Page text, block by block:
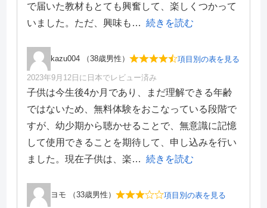
サポート体制
5
デザイン性
3
で届いた教材もとても興奮して、楽しくつかって
いました。ただ、興味も
続きを読む
kazu004 （38歳男性） 項目別の表を見る
項目別評価
価格・料金
4
学習効果
4
サポート体制
5
デザイン性
5
2023年9月12日に日本でレビュー済み
子供は今生後4か月であり、まだ理解できる年齢
ではないため、無料体験をおこなっている段階で
すが、幼少期から聴かせることで、無意識に記憶
して使用できることを期待して、申し込みを行い
ました。現在子供は、楽
続きを読む
ヨモ （33歳男性） 項目別の表を見る